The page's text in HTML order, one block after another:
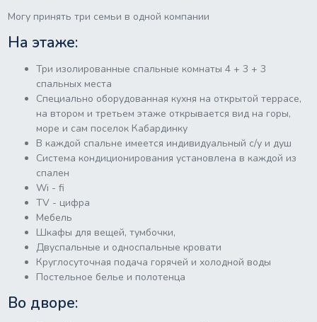
Могу принять три семьи в одной компании
На этаже:
Три изолированные спальные комнаты 4 + 3 + 3
спальных места
Специально оборудованная кухня на открытой террасе,
на втором и третьем этаже открывается вид на горы,
море и сам поселок Кабардинку
В каждой спальне имеется индивидуальный с/у и душ
Система кондиционирования установлена в каждой из
спален
Wi - fi
ТV - цифра
Мебель
Шкафы для вещей, тумбочки,
Двуспальные и односпальные кровати
Круглосуточная подача горячей и холодной воды
Постельное белье и полотенца
Во дворе: